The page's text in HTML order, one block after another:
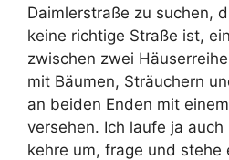
Daimlerstraße zu suchen,
keine richtige Straße ist,
zwischen zwei
mit Bäumen, Sträuchern
an beiden Enden mit
versehen. Ich laufe ja
kehre um, frage und stehe